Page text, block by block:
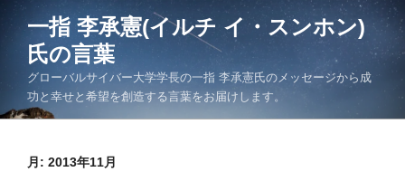
へ
一指 李承憲(イルチ イ・スンホン)
氏の言葉
グローバルサイバー大学学長の一指 李承憲氏のメッセージから成
功と幸せと希望を創造する言葉をお届けします。
月: 2013年11月